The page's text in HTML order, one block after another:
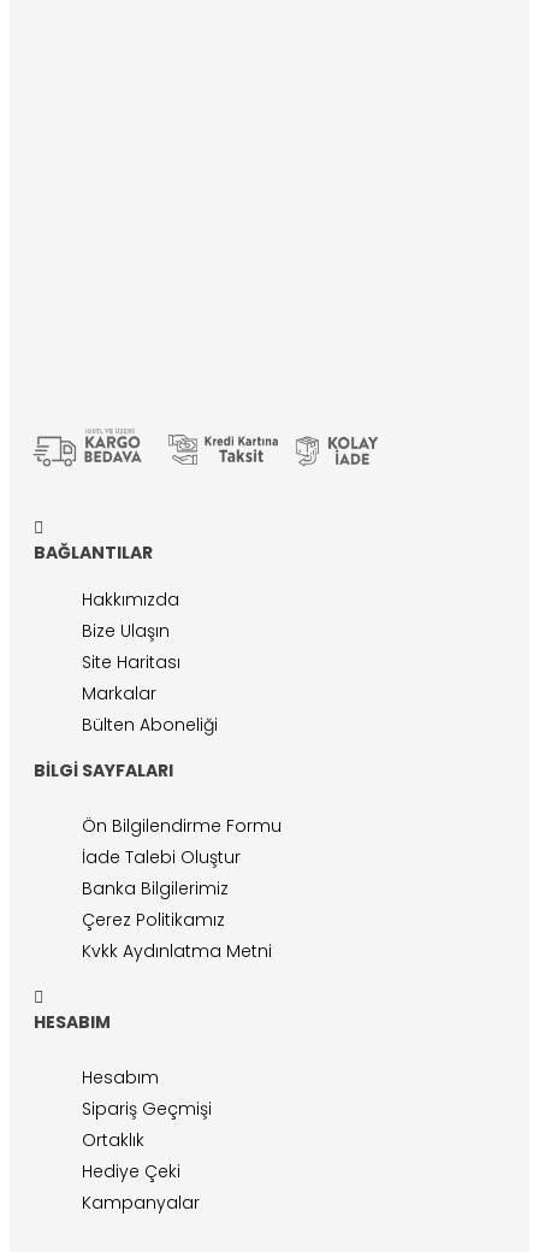
BAĞLANTILAR
Hakkımızda
Bize Ulaşın
Site Haritası
Markalar
Bülten Aboneliği
BILGI SAYFALARI
Ön Bilgilendirme Formu
İade Talebi Oluştur
Banka Bilgilerimiz
Çerez Politikamız
Kvkk Aydınlatma Metni
HESABIM
Hesabım
Sipariş Geçmişi
Ortaklık
Hediye Çeki
Kampanyalar